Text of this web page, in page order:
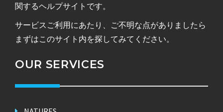
関するヘルプサイトです。
サービスご利用にあたり、ご不明な点がありましたら
まずはこのサイト内を探してみてください。
OUR SERVICES